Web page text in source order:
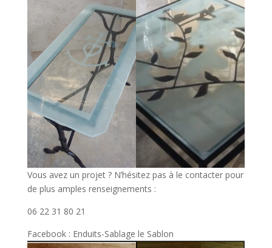
Vous avez un projet ? N’hésitez pas à le contacter pour
de plus amples renseignements :
06 22 31 80 21
Facebook : Enduits-Sablage le Sablon